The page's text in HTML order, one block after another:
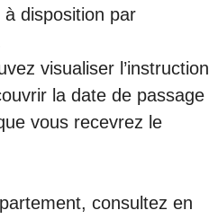
à disposition par
visualiser l’instruction
la date de passage
vous recevrez le
consultez en